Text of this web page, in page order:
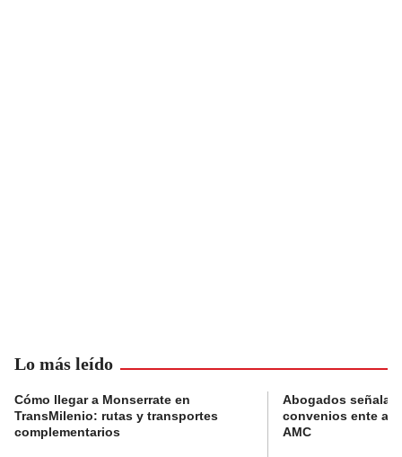
Lo más leído
Cómo llegar a Monserrate en
TransMilenio: rutas y transportes
complementarios
Abogados
convenios ente
AMC